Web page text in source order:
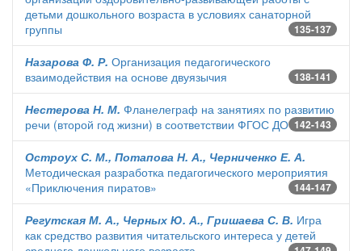
детьми дошкольного возраста в условиях санаторной
группы
135-137
Назарова Ф. Р. Организация педагогического
взаимодействия на основе двуязычия
138-141
Нестерова Н. М. Фланелеграф на занятиях по развитию
речи (второй год жизни) в соответствии ФГОС ДО 142-143
Остроух С. М., Потапова Н. А., Черниченко Е. А.
Методическая разработка педагогического мероприятия
«Приключения пиратов»
144-147
Регутская М. А., Черных Ю. А., Гришаева С. В. Игра
как средство развития читательского интереса у детей